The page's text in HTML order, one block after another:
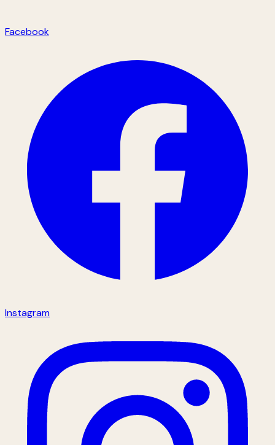
Facebook
Instagram